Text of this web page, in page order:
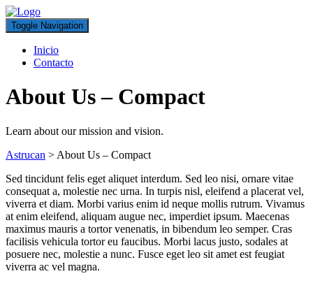
Toggle Navigation
Inicio
Contacto
About Us – Compact
Learn about our mission and vision.
Astrucan > About Us – Compact
Sed tincidunt felis eget aliquet interdum. Sed leo nisi, ornare vitae
consequat a, molestie nec urna. In turpis nisl, eleifend a placerat vel,
viverra et diam. Morbi varius enim id neque mollis rutrum. Vivamus
at enim eleifend, aliquam augue nec, imperdiet ipsum. Maecenas
maximus mauris a tortor venenatis, in bibendum leo semper. Cras
facilisis vehicula tortor eu faucibus. Morbi lacus justo, sodales at
posuere nec, molestie a nunc. Fusce eget leo sit amet est feugiat
viverra ac vel magna.